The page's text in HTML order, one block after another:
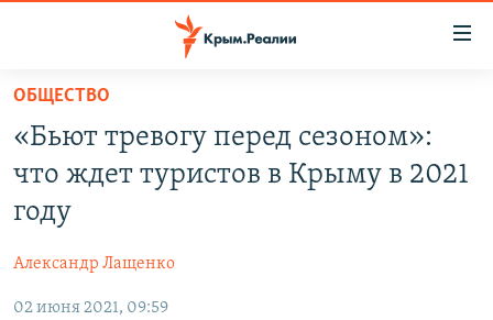
Вернуться
основному
содержанию
главной
навигации
Вернутся
СПЕЦПРОЕКТЫ
11 ЛЕТ ОККУПАЦИИ КРЫМА. 11 ИСТОРИЙ СОПРОТИВЛЕНИЯ
ЕЩЕ
ИНТЕРАКТИВ
РАДІО СВОБОДА
ОБЩЕСТВО
«Бьют тревогу перед сезоном»:
что ждет туристов в Крыму в 2021
году
Александр Лащенко
02 июня 2021, 09:59